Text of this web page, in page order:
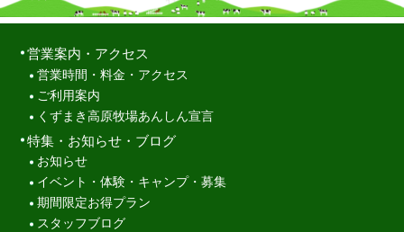
営業案内・アクセス
営業時間・料金・アクセス
ご利用案内
くずまき高原牧場あんしん宣言
特集・お知らせ・ブログ
お知らせ
イベント・体験・キャンプ・募集
期間限定お得プラン
スタッフブログ